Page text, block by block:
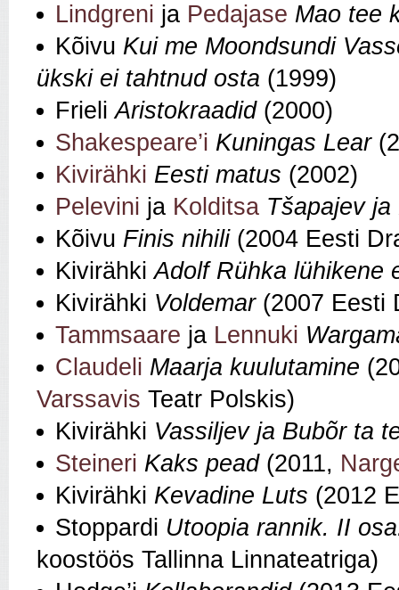
Lindgreni ja Pedajase Mao tee
Kõivu Kui me Moondsundi
ükski ei tahtnud osta (1999)
FrieliAristokraadid(2000)
Shakespeare’i Kuningas Lear
Kivirähki Eesti matus (2002)
Pelevini ja Kolditsa Tšapajev ja
Kõivu Finis nihili(2004 Eesti
KivirähkiAdolf Rühka lühikene
Kivirähki Voldemar(2007 Eesti
Tammsaare ja Lennuki
Claudeli Maarja kuulutamine
Varssavis Teatr Polskis)
Kivirähki Vassiljev ja Bubõr ta
Steineri Kaks pead(2011,
Kivirähki Kevadine Luts (2012
Stoppardi Utoopia rannik. II
koostöös Tallinna Linnateatriga)